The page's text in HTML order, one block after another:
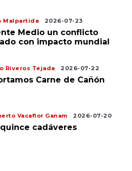
Malpartida 2026-07-23
Medio un conflicto
con impacto mundial
Riveros Tejada 2026-07-22
Carne de Cañón
Vacaflor Ganam 2026-07-20
cadáveres